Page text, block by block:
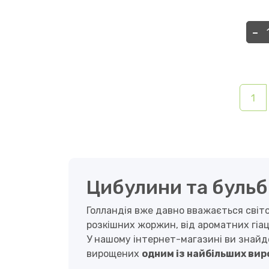
-
1
Цибулини та
Голландія вже давно вважається
розкішних жоржин, від ароматних
У нашому інтернет-магазині ви
вирощених одним із найбільших